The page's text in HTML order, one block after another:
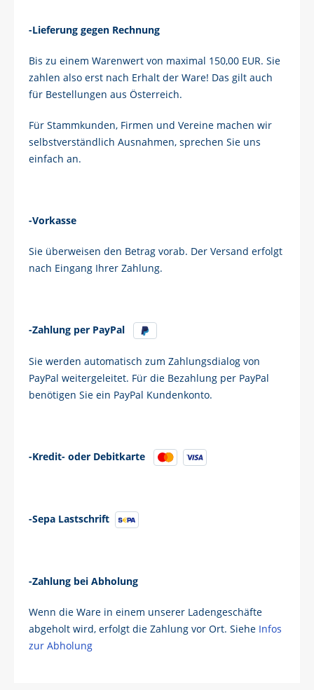
-Lieferung gegen Rechnung
Bis zu einem Warenwert von maximal 150,00 EUR. Sie
zahlen also erst nach Erhalt der Ware! Das gilt auch
für Bestellungen aus Österreich.
Für Stammkunden, Firmen und Vereine machen wir
selbstverständlich Ausnahmen, sprechen Sie uns
einfach an.
-Vorkasse
Sie überweisen den Betrag vorab. Der Versand erfolgt
nach Eingang Ihrer Zahlung.
-Zahlung per PayPal
Sie werden automatisch zum Zahlungsdialog von
PayPal weitergeleitet. Für die Bezahlung per PayPal
benötigen Sie ein PayPal Kundenkonto.
-Kredit- oder Debitkarte
-Sepa Lastschrift
-Zahlung bei Abholung
Wenn die Ware in einem unserer Ladengeschäfte
abgeholt wird, erfolgt die Zahlung vor Ort. Siehe Infos
zur Abholung